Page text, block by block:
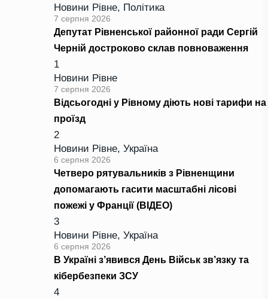
Новини Рівне, Політика
7 серпня 2026
Депутат Рівненської районної ради Сергій
Черній достроково склав повноваження
1
Новини Рівне
7 серпня 2026
Відсьогодні у Рівному діють нові тарифи на
проїзд
2
Новини Рівне, Україна
6 серпня 2026
Четверо рятувальників з Рівненщини
допомагають гасити масштабні лісові
пожежі у Франції (ВІДЕО)
3
Новини Рівне, Україна
6 серпня 2026
В Україні з’явився День Військ зв’язку та
кібербезпеки ЗСУ
4